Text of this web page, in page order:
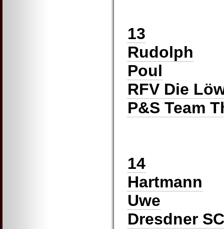
13
Rudolph
Poul
RFV Die
P&S Team
14
Hartmann
Uwe
Dresdner